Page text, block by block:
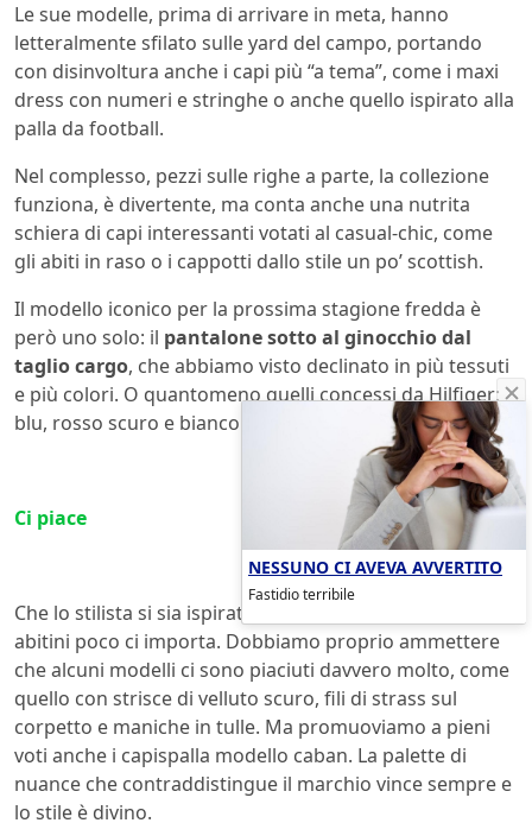
Le sue modelle, prima di arrivare in meta, hanno
letteralmente sfilato sulle yard del campo, portando
con disinvoltura anche i capi più “a tema”, come i maxi
dress con numeri e stringhe o anche quello ispirato alla
palla da football.
Nel complesso, pezzi sulle righe a parte, la collezione
funziona, è divertente, ma conta anche una nutrita
schiera di capi interessanti votati al casual-chic, come
gli abiti in raso o i cappotti dallo stile un po’ scottish.
Il modello iconico per la prossima stagione fredda è
però uno solo: il pantalone sotto al ginocchio dal
taglio cargo, che abbiamo visto declinato in più tessuti
e più colori. O quantomeno quelli concessi da Hilfiger:
blu, rosso scuro e bianco tout court.
Ci piace
Che lo stilista si sia ispirato alle ragazze pon pon per gli
abitini poco ci importa. Dobbiamo proprio ammettere
che alcuni modelli ci sono piaciuti davvero molto, come
quello con strisce di velluto scuro, fili di strass sul
corpetto e maniche in tulle. Ma promuoviamo a pieni
voti anche i capispalla modello caban. La palette di
nuance che contraddistingue il marchio vince sempre e
lo stile è divino.
NESSUNO CI AVEVA AVVERTITO
Fastidio terribile